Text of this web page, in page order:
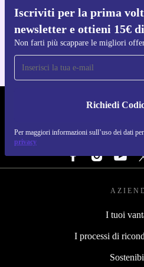
Iscriviti per la prima
newsletter e ottieni 15€
Non farti più scappare le migliori
Richiedi
Per maggiori informazioni sull’uso dei dati
privacy
Scarica
Per iOS e
REFURBED ITALIA
I tuoi
I processi di